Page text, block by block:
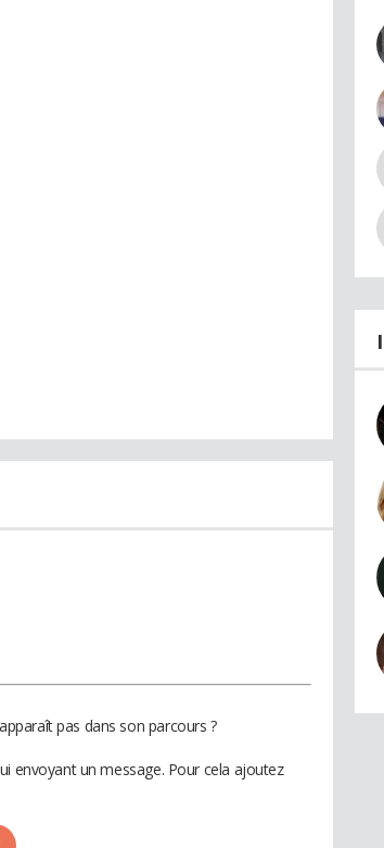
pas dans son parcours ?
envoyant un message. Pour cela ajoutez